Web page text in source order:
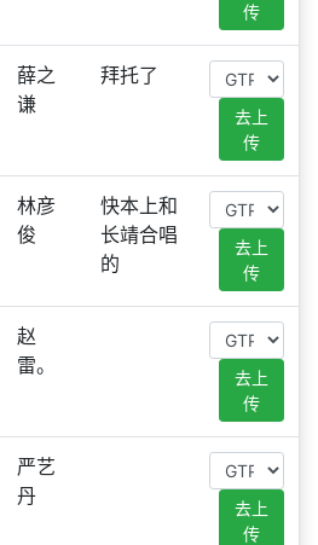
传
薛之
谦
拜托了
去上
传
林彦
俊
快本上和
长靖合唱
的
去上
传
赵
雷。
去上
传
严艺
丹
去上
传